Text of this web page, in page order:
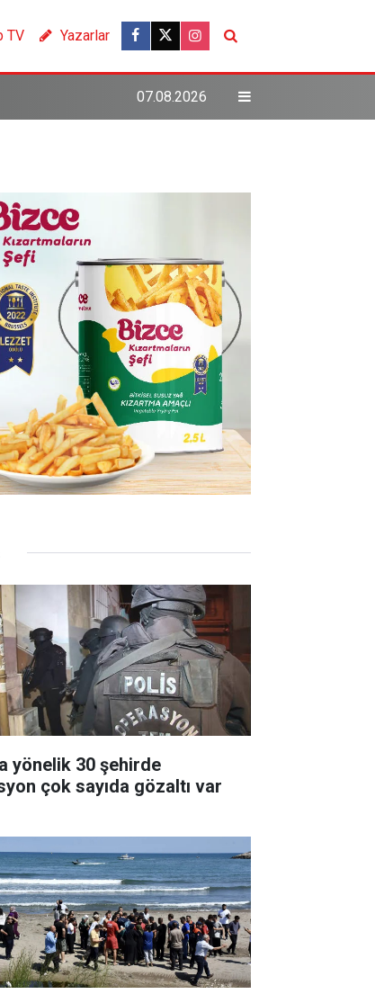
TV Yazarlar
07.08.2026
yönelik 30 şehirde
çok sayıda gözaltı var